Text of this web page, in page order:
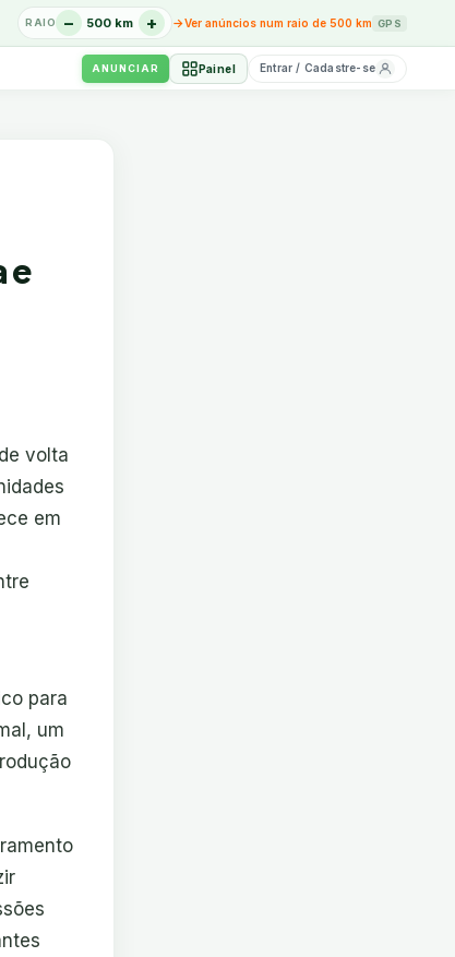
RAIO − 500 km + →Ver anúncios num raio de 500 km GPS
ANUNCIAR Painel Entrar / Cadastre-se
e
volta
em
para
um